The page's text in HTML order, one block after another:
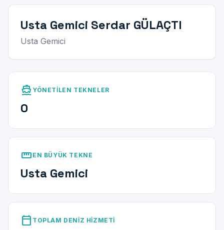
Usta Gemici Serdar GÜLAÇTI
Usta Gemici
directions_boat YÖNETILEN TEKNELER
0
straighten EN BÜYÜK TEKNE
Usta Gemici
calendar_today TOPLAM DENIZ HIZMETI